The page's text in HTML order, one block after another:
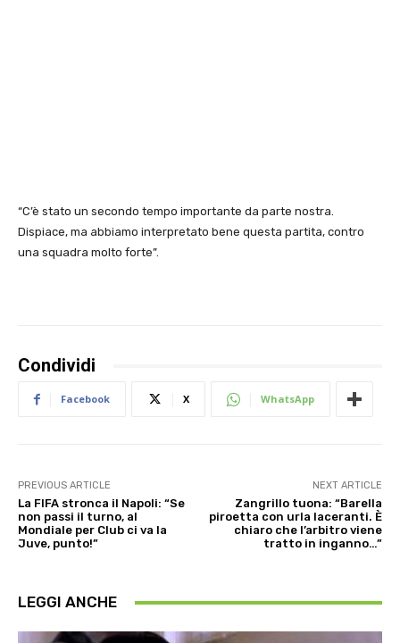
“C’è stato un secondo tempo importante da parte nostra.
Dispiace, ma abbiamo interpretato bene questa partita, contro
una squadra molto forte”.
Condividi
Facebook X WhatsApp
PREVIOUS ARTICLE
La FIFA stronca il Napoli: “Se
non passi il turno, al
Mondiale per Club ci va la
Juve, punto!”
NEXT ARTICLE
Zangrillo tuona: “Barella
piroetta con urla laceranti. È
chiaro che l’arbitro viene
tratto in inganno…”
LEGGI ANCHE